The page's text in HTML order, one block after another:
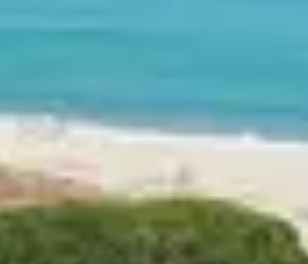
DE
bien les amoureux de nature que les